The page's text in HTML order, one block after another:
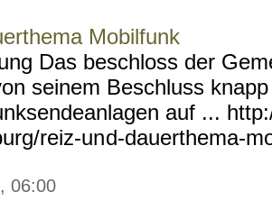
Mobilfunk
Das beschloss der
seinem Beschluss
auf ...
reiz-und-dauerthema-
06:00